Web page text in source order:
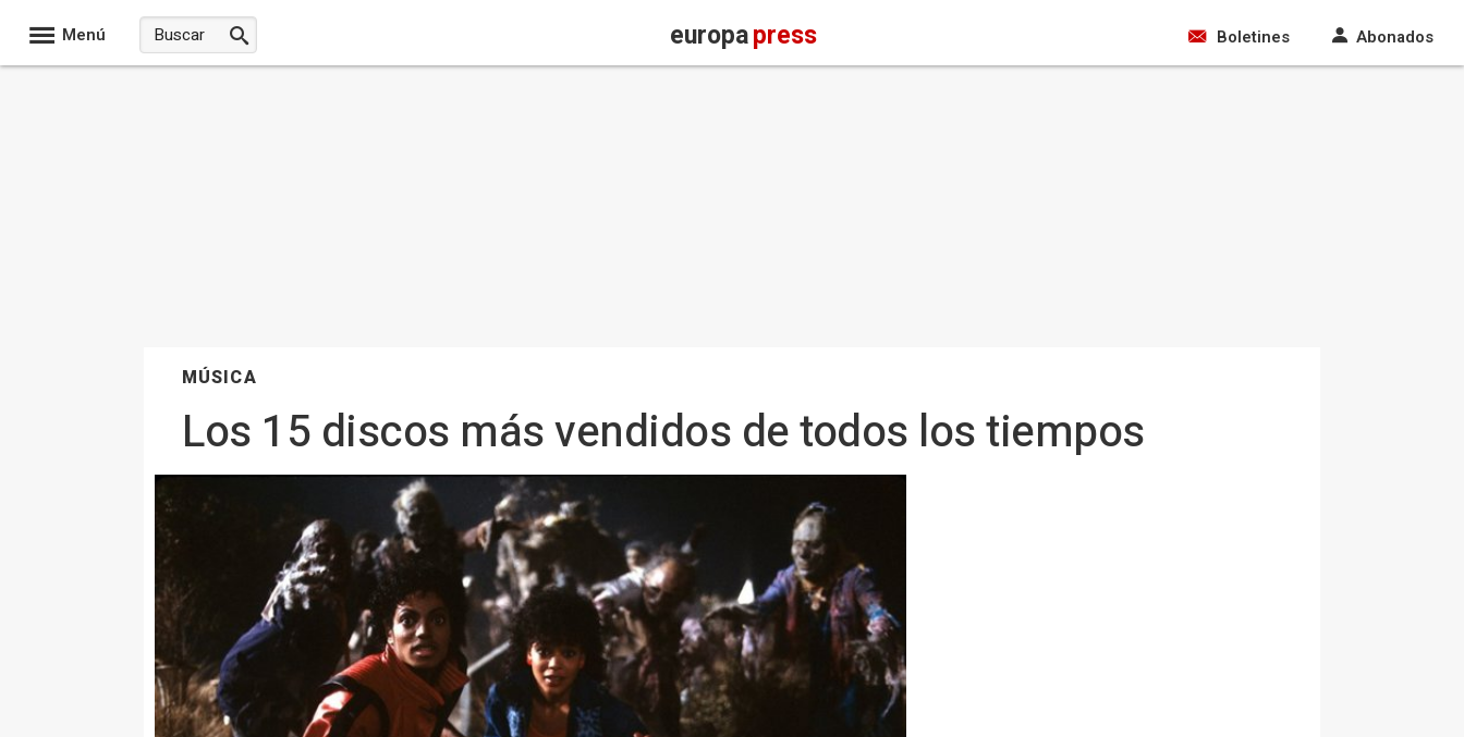
Menú europapress Boletines Abonados
MÚSICA
Los 15 discos más vendidos de todos los tiempos